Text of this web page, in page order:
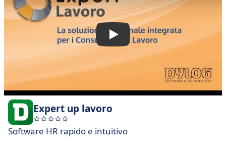
Expert up lavoro
Software HR rapido e intuitivo